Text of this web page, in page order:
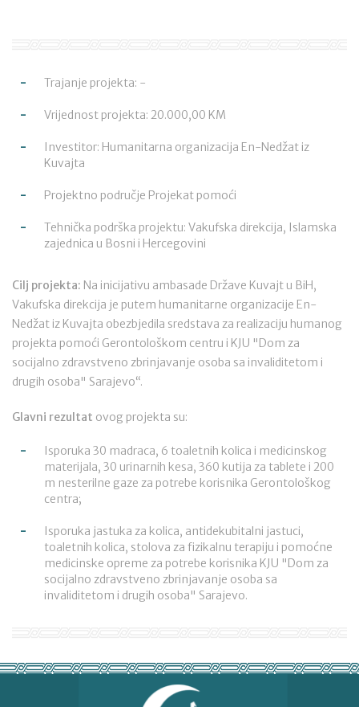
Trajanje projekta: -
Vrijednost projekta: 20.000,00 KM
Investitor: Humanitarna organizacija En-Nedžat iz
Kuvajta
Projektno područje Projekat pomoći
Tehnička podrška projektu: Vakufska direkcija, Islamska
zajednica u Bosni i Hercegovini
Cilj projekta: Na inicijativu ambasade Države Kuvajt u BiH,
Vakufska direkcija je putem humanitarne organizacije En-
Nedžat iz Kuvajta obezbjedila sredstava za realizaciju humanog
projekta pomoći Gerontološkom centru i KJU "Dom za
socijalno zdravstveno zbrinjavanje osoba sa invaliditetom i
drugih osoba" Sarajevo“.
Glavni rezultat ovog projekta su:
Isporuka 30 madraca, 6 toaletnih kolica i medicinskog
materijala, 30 urinarnih kesa, 360 kutija za tablete i 200
m nesterilne gaze za potrebe korisnika Gerontološkog
centra;
Isporuka jastuka za kolica, antidekubitalni jastuci,
toaletnih kolica, stolova za fizikalnu terapiju i pomoćne
medicinske opreme za potrebe korisnika KJU "Dom za
socijalno zdravstveno zbrinjavanje osoba sa
invaliditetom i drugih osoba" Sarajevo.